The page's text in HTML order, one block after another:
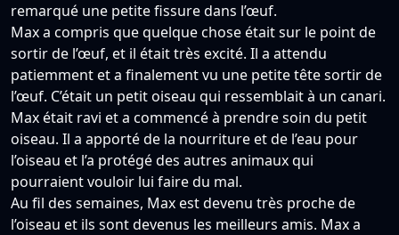
remarqué une petite fissure dans l’œuf.
Max a compris que quelque chose était sur le point de
sortir de l’œuf, et il était très excité. Il a attendu
patiemment et a finalement vu une petite tête sortir de
l’œuf. C’était un petit oiseau qui ressemblait à un canari.
Max était ravi et a commencé à prendre soin du petit
oiseau. Il a apporté de la nourriture et de l’eau pour
l’oiseau et l’a protégé des autres animaux qui
pourraient vouloir lui faire du mal.
Au fil des semaines, Max est devenu très proche de
l’oiseau et ils sont devenus les meilleurs amis. Max a